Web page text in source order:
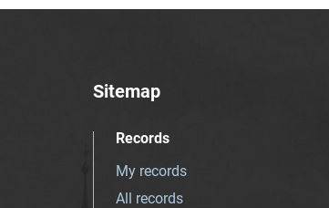
Sitemap
Records
My records
All records